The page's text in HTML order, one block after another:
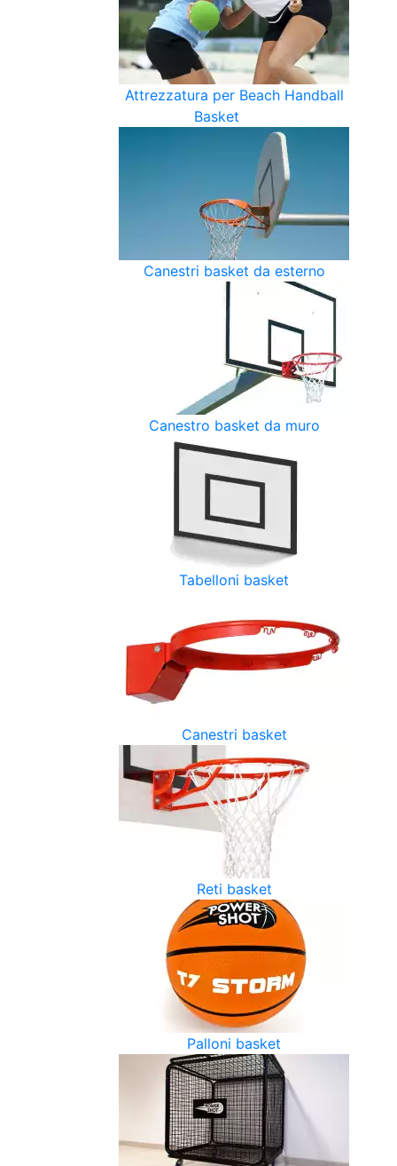
Attrezzatura per Beach Handball
Basket
Canestri basket da esterno
Canestro basket da muro
Tabelloni basket
Canestri basket
Reti basket
Palloni basket